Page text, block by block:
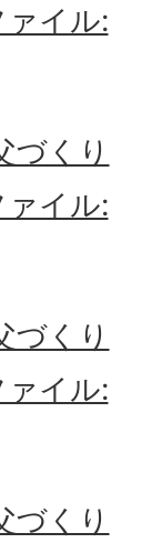
ァイル:
づくり
ァイル:
づくり
ァイル:
づくり